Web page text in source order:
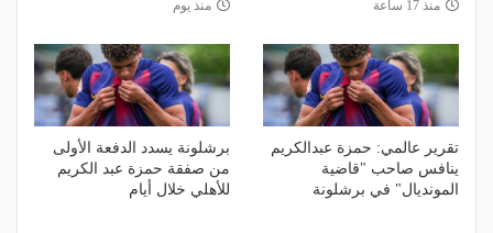
منذ 17 ساعة منذ يوم
تقرير عالمي: حمزة عبدالكريم
ينافس صاحب "قاضية
المونديال" في برشلونة
برشلونة يسدد الدفعة الأولى
من صفقة حمزة عبد الكريم
للأهلي خلال أيام